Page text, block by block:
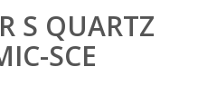
S QUARTZ
SCE